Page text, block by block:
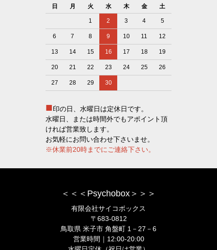
日
月 火 水 木 金 土
1 2 3 4 5
6 7 8 9 10 11 12
13 14 15 16 17 18 19
20 21 22 23 24 25 26
27 28 29 30
■印の日、水曜日は定休日です。
水曜日、または時間外でもアポイント頂
ければ営業致します。
お気軽にお問い合わせ下さいませ。
※休業前20時までにご連絡下さい。
＜＜＜Psychobox＞＞＞
有限会社サイコボックス
〒683-0812
鳥取県 米子市 角盤町 1－27－6
営業時間｜12:00-20:00